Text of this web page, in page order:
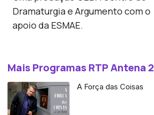
Dramaturgia e Argumento com o
apoio da ESMAE.
Mais Programas RTP Antena 2
A Força das Coisas